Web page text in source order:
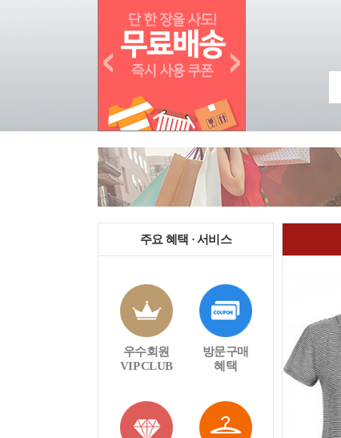
주요 혜택 · 서비스
우수회원
VIP CLUB
방문구매
혜택